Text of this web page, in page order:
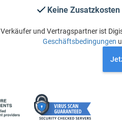
Keine
Verkäufer und Vertragspartner ist
Geschäftsbedingungen